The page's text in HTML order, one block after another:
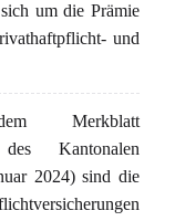
um die Prämie
und
Merkblatt
Kantonalen
2024) sind die